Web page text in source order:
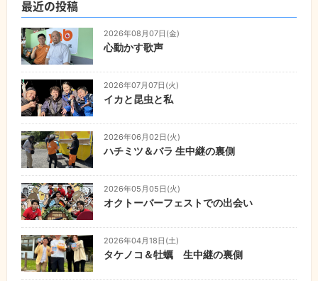
最近の投稿
2026年08月07日(金)
心動かす歌声
2026年07月07日(火)
イカと昆虫と私
2026年06月02日(火)
ハチミツ＆バラ 生中継の裏側
2026年05月05日(火)
オクトーバーフェストでの出会い
2026年04月18日(土)
タケノコ＆牡蠣 生中継の裏側